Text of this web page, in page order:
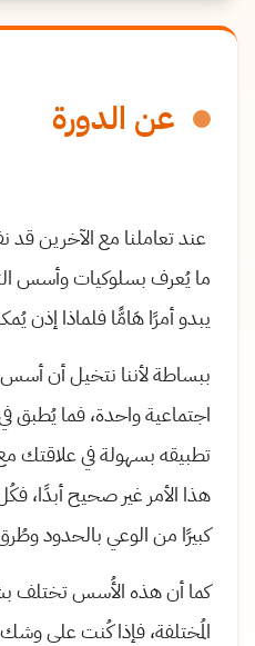
عن الدورة
عند تعاملنا مع الآخرين قد
ما يُعرف بسلوكيات وأسس
يبدو أمرًا هَامًّا فلماذا إذن
ببساطة لأننا نتخيل أن أسس
اجتماعية واحدة، فما
تطبيقه بسهولة في علاقتك
هذا الأمر غير صحيح أبدًا،
كبيرًا من الوعي بالحدود
كما أن هذه الأُسس تختلف
المُختلفة، فإذا كُنت على